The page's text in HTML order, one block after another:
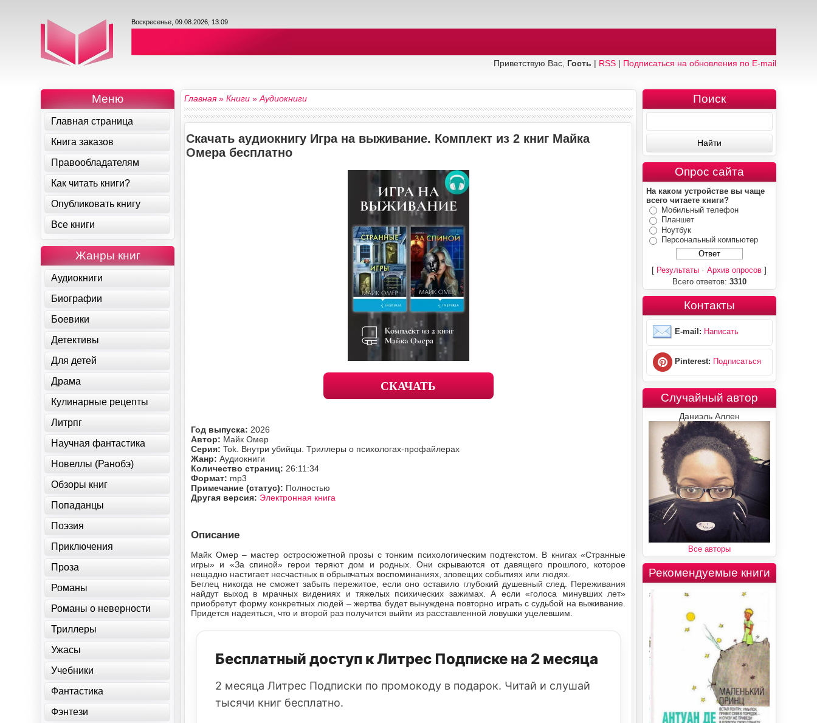
Воскресенье, 09.08.2026, 13:09
Приветствую Вас, Гость | RSS| Подписаться на обновления по E-mail
Главная»Книги »Аудиокниги
Скачать аудиокнигу Игра на выживание. Комплект из 2 книг Майка
Омера бесплатно
СКАЧАТЬ
Год выпуска: 2026
Автор: Майк Омер
Серия:Tok. Внутри убийцы. Триллеры о психологах-профайлерах
Жанр:Аудиокниги
Количество страниц: 26:11:34
Формат: mp3
Примечание (статус): Полностью
Другая версия: Электронная книга
Описание
Майк Омер – мастер остросюжетной прозы с тонким психологическим подтекстом. В книгах «Странные
игры» и «За спиной» герои теряют дом и родных. Они скрываются от давящего прошлого, которое
нещадно настигает несчастных в обрывчатых воспоминаниях, зловещих событиях или людях.
Беглец никогда не сможет забыть пережитое, если оно оставило глубокий душевный след. Переживания
найдут выход в мрачных видениях и тяжелых психических зажимах. А если «голоса минувших лет»
приобретут форму конкретных людей – жертва будет вынуждена повторно играть с судьбой на выживание.
Придется надеяться, что и второй раз получится выйти из расставленной ловушки уцелевшим.
Бесплатный доступ к Литрес Подписке на 2 месяца
2 месяца Литрес Подписки по промокоду в подарок. Читай и слушай
тысячи книг бесплатно.
Меню
Главная страница
Книга заказов
Правообладателям
Как читать книги?
Опубликовать книгу
Все книги
Жанры книг
Аудиокниги
Биографии
Боевики
Детективы
Для детей
Драма
Кулинарные рецепты
Литрпг
Научная фантастика
Новеллы (Ранобэ)
Обзоры книг
Попаданцы
Поэзия
Приключения
Проза
Романы
Романы о неверности
Триллеры
Ужасы
Учебники
Фантастика
Фэнтези
Поиск
Опрос сайта
На каком устройстве вы чаще
всего читаете книги?
Мобильный телефон
Планшет
Ноутбук
Персональный компьютер
[ Результаты ·Архив опросов ]
Всего ответов: 3310
Контакты
E-mail: Написать
Pinterest: Подписаться
Случайный автор
Даниэль Аллен
Все авторы
Рекомендуемые книги